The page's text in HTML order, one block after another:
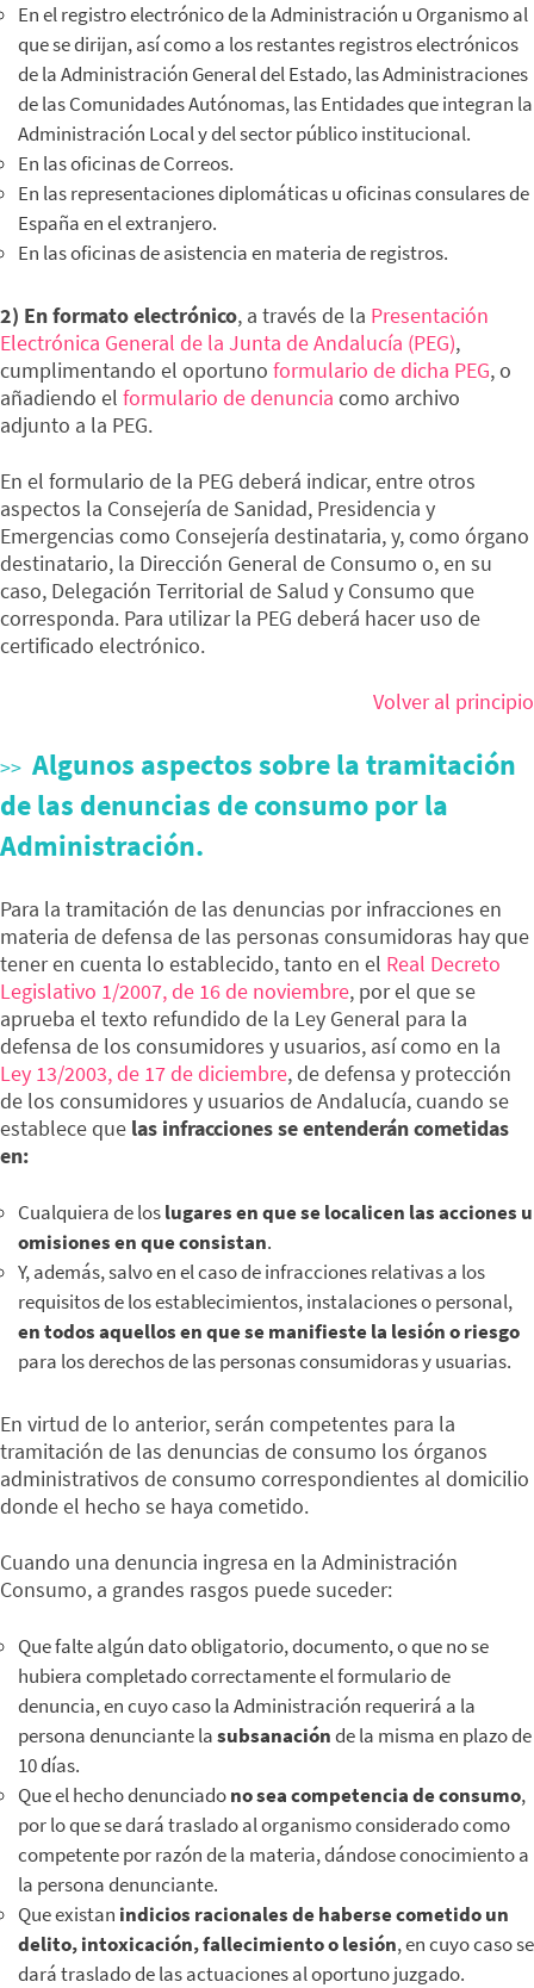
En el registro electrónico de la Administración u Organismo al
que se dirijan, así como a los restantes registros electrónicos
de la Administración General del Estado, las Administraciones
de las Comunidades Autónomas, las Entidades que integran la
Administración Local y del sector público institucional.
En las oficinas de Correos.
En las representaciones diplomáticas u oficinas consulares de
España en el extranjero.
En las oficinas de asistencia en materia de registros.
2) En formato electrónico, a través de la Presentación
Electrónica General de la Junta de Andalucía (PEG),
cumplimentando el oportuno formulario de dicha PEG, o
añadiendo el formulario de denuncia como archivo
adjunto a la PEG.
En el formulario de la PEG deberá indicar, entre otros
aspectos la Consejería de Sanidad, Presidencia y
Emergencias como Consejería destinataria, y, como órgano
destinatario, la Dirección General de Consumo o, en su
caso, Delegación Territorial de Salud y Consumo que
corresponda. Para utilizar la PEG deberá hacer uso de
certificado electrónico.
Volver al principio
Algunos aspectos sobre la tramitación
de las denuncias de consumo por la
Administración.
Para la tramitación de las denuncias por infracciones en
materia de defensa de las personas consumidoras hay que
tener en cuenta lo establecido, tanto en el Real Decreto
Legislativo 1/2007, de 16 de noviembre, por el que se
aprueba el texto refundido de la Ley General para la
defensa de los consumidores y usuarios, así como en la
Ley 13/2003, de 17 de diciembre, de defensa y protección
de los consumidores y usuarios de Andalucía, cuando se
establece que las infracciones se entenderán cometidas
en:
Cualquiera de loslugares en que se localicen las acciones u
omisiones en que consistan.
Y, además, salvo en el caso de infracciones relativas a los
requisitos de los establecimientos, instalaciones o personal,
en todos aquellos en que se manifieste la lesión o riesgo
para los derechos de las personas consumidoras y usuarias.
En virtud de lo anterior, serán competentes para la
tramitación de las denuncias de consumo los órganos
administrativos de consumo correspondientes al domicilio
donde el hecho se haya cometido.
Cuando una denuncia ingresa en la Administración
Consumo, a grandes rasgos puede suceder:
Que falte algún dato obligatorio, documento, o que no se
hubiera completado correctamente el formulario de
denuncia, en cuyo caso la Administración requerirá a la
persona denunciante lasubsanaciónde la misma en plazo de
10 días.
Que el hecho denunciadono sea competencia de consumo,
por lo que se dará traslado al organismo considerado como
competente por razón de la materia, dándose conocimiento a
la persona denunciante.
Que existan indicios racionales de haberse cometido un
delito, intoxicación, fallecimiento o lesión, en cuyo caso se
dará traslado de las actuaciones al oportuno juzgado.